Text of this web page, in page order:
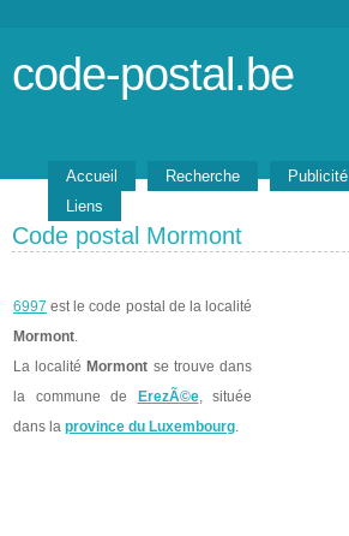
code-postal.be
Accueil Recherche Publicité
Liens
Code postal Mormont
6997 est le code postal de la localité
Mormont.
La localité Mormont se trouve dans
la commune de
ErezÃ©e, située
dans la province du Luxembourg.